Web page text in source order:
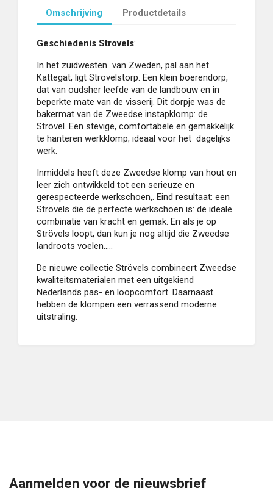
Omschrijving Productdetails
Geschiedenis Strovels:
In het zuidwesten van Zweden, pal aan het
Kattegat, ligt Strövelstorp. Een klein boerendorp,
dat van oudsher leefde van de landbouw en in
beperkte mate van de visserij. Dit dorpje was de
bakermat van de Zweedse instapklomp: de
Strövel. Een stevige, comfortabele en gemakkelijk
te hanteren werkklomp; ideaal voor het dagelijks
werk.
Inmiddels heeft deze Zweedse klomp van hout en
leer zich ontwikkeld tot een serieuze en
gerespecteerde werkschoen,. Eind resultaat: een
Strövels die de perfecte werkschoen is: de ideale
combinatie van kracht en gemak. En als je op
Strövels loopt, dan kun je nog altijd die Zweedse
landroots voelen.....
De nieuwe collectie Strövels combineert Zweedse
kwaliteitsmaterialen met een uitgekiend
Nederlands pas- en loopcomfort. Daarnaast
hebben de klompen een verrassend moderne
uitstraling.
Aanmelden voor de nieuwsbrief